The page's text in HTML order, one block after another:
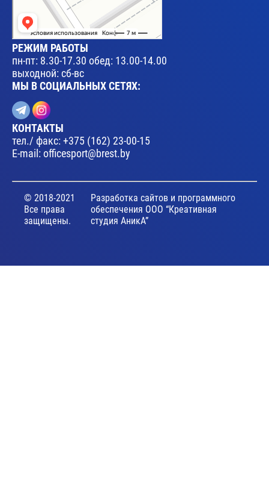
РЕЖИМ РАБОТЫ
пн-пт: 8.30-17.30 обед: 13.00-14.00
выходной: сб-вс
МЫ В СОЦИАЛЬНЫХ СЕТЯХ:
КОНТАКТЫ
тел./ факс: +375 (162) 23-00-15
E-mail: officesport@brest.by
© 2018-2021
Все права
защищены.
Разработка сайтов и программного
обеспечения ООО “Креативная
студия АникА”